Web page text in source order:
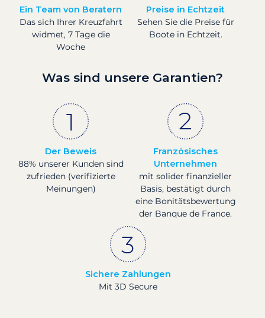
Ein Team von Beratern
Das sich Ihrer Kreuzfahrt
widmet, 7 Tage die
Woche
Preise in Echtzeit
Sehen Sie die Preise für
Boote in Echtzeit.
Was sind unsere Garantien?
Der Beweis
88% unserer Kunden sind
zufrieden (verifizierte
Meinungen)
Französisches
Unternehmen
mit solider finanzieller
Basis, bestätigt durch
eine Bonitätsbewertung
der Banque de France.
Sichere Zahlungen
Mit 3D Secure